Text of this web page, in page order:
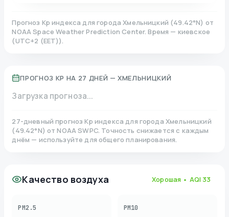
Прогноз Kp индекса для города Хмельницкий (49.42°N) от
NOAA Space Weather Prediction Center. Время — киевское
(UTC+2 (EET)).
ПРОГНОЗ KP НА 27 ДНЕЙ — ХМЕЛЬНИЦКИЙ
Загрузка прогноза...
27-дневный прогноз Kp индекса для города Хмельницкий
(49.42°N)от NOAA SWPC. Точность снижается с каждым
днём — используйте для общего планирования.
Качество воздуха Хорошая • AQI 33
PM2.5 PM10